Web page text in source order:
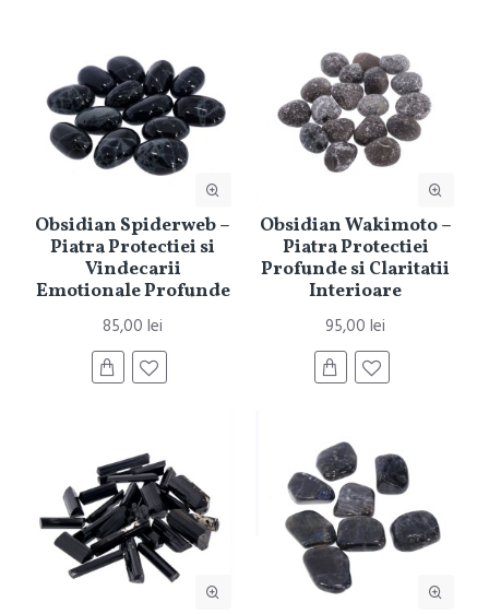
Obsidian Spiderweb –
Piatra Protectiei si
Vindecarii
Emotionale Profunde
85,00 lei
Obsidian Wakimoto –
Piatra Protectiei
Profunde si Claritatii
Interioare
95,00 lei